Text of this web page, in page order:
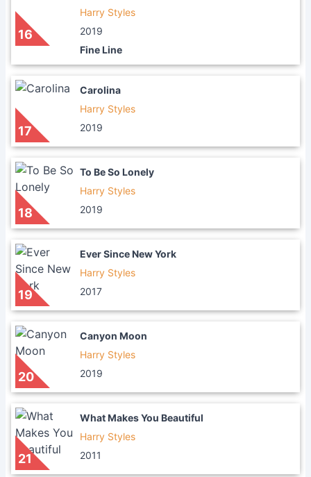
16
Harry Styles
2019
Fine Line
17
Carolina
Harry Styles
2019
18
To Be So Lonely
Harry Styles
2019
19
Ever Since New York
Harry Styles
2017
20
Canyon Moon
Harry Styles
2019
21
What Makes You Beautiful
Harry Styles
2011